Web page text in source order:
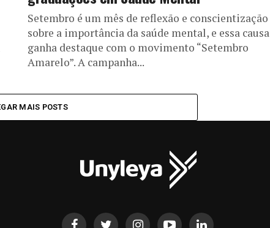
Setembro é um mês de reflexão e conscientização
sobre a importância da saúde mental, e essa causa
ganha destaque com o movimento “Setembro
Amarelo”. A campanha...
MAIS POSTS